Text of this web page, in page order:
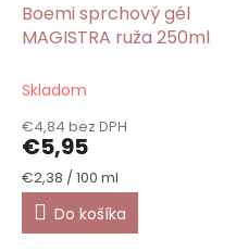
Boemi sprchový gél
MAGISTRA ruža 250ml
Skladom
€4,84 bez DPH
€5,95
Jednotková
cena:
€2,38 / 100 ml
Do košíka